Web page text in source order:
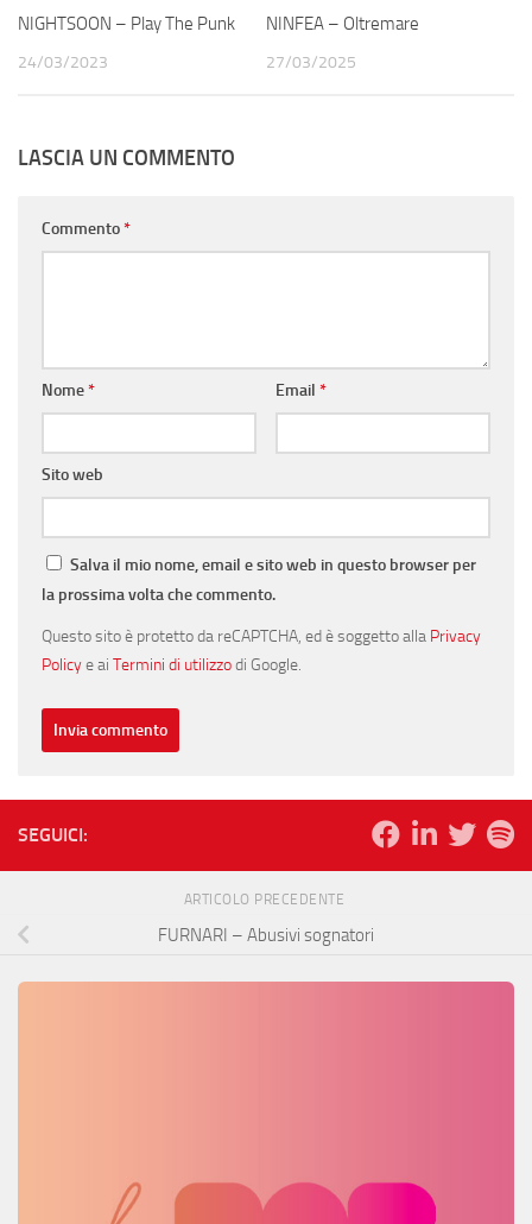
NIGHTSOON – Play The Punk
24/03/2023
NINFEA – Oltremare
27/03/2025
LASCIA UN COMMENTO
Commento*
Nome* Email *
Sito web
Salva il mio nome, email e sito web in questo browser per
la prossima volta che commento.
Questo sito è protetto da reCAPTCHA, ed è soggetto alla Privacy
Policye ai Termini di utilizzodi Google.
SEGUICI:
ARTICOLO PRECEDENTE
FURNARI – Abusivi sognatori